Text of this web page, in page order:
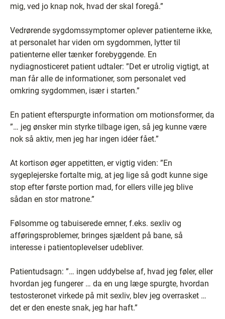
mig, ved jo knap nok, hvad der skal foregå.”
Vedrørende sygdomssymptomer oplever patienterne ikke,
at personalet har viden om sygdommen, lytter til
patienterne eller tænker forebyggende. En
nydiagnosticeret patient udtaler: ”Det er utrolig vigtigt, at
man får alle de informationer, som personalet ved
omkring sygdommen, især i starten.”
En patient efterspurgte information om motionsformer, da
”… jeg ønsker min styrke tilbage igen, så jeg kunne være
nok så aktiv, men jeg har ingen idéer fået.”
At kortison øger appetitten, er vigtig viden: ”En
sygeplejerske fortalte mig, at jeg lige så godt kunne sige
stop efter første portion mad, for ellers ville jeg blive
sådan en stor matrone.”
Følsomme og tabuiserede emner, f.eks. sexliv og
afføringsproblemer, bringes sjældent på bane, så
interesse i patientoplevelser udebliver.
Patientudsagn: ”… ingen uddybelse af, hvad jeg føler, eller
hvordan jeg fungerer … da en ung læge spurgte, hvordan
testosteronet virkede på mit sexliv, blev jeg overrasket …
det er den eneste snak, jeg har haft.”